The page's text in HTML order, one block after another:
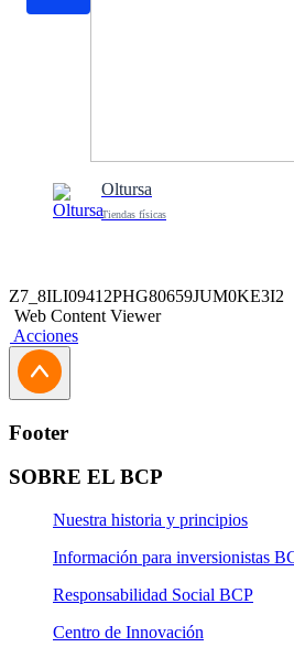
Oltursa
Tiendas físicas
Z7_8ILI09412PHG80659JUM0KE3I2
Web Content Viewer
Acciones
Footer
SOBRE EL BCP
Nuestra historia y principios
Información para inversionistas
Responsabilidad Social BCP
Centro de Innovación